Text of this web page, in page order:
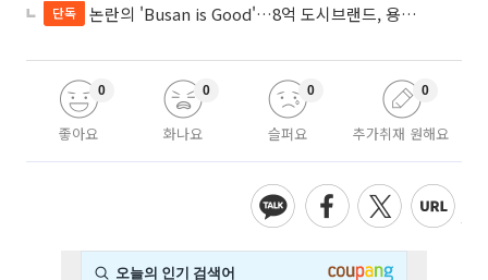
단독 논란의 'Busan is Good'…8억 도시브랜드, 용산 대통령실 CI 업체가 수행
좋아요
0
화나요
0
슬퍼요
0
추가취재 원해요
0